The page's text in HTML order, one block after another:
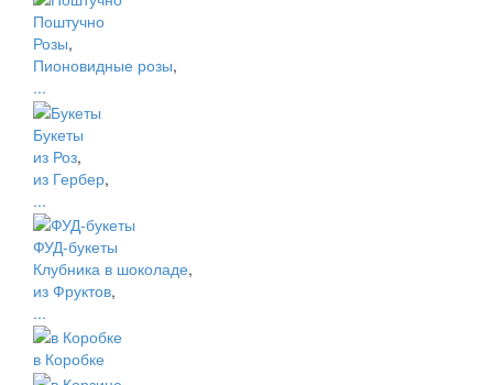
Поштучно
Розы,
Пионовидные розы,
...
Букеты
из Роз,
из Гербер,
...
ФУД-букеты
Клубника в шоколаде,
из Фруктов,
...
в Коробке